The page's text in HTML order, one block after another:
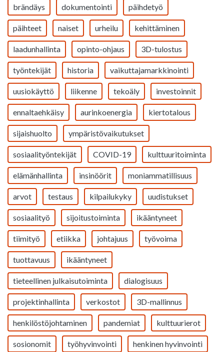
brändäys dokumentointi päihdetyö
päihteet naiset urheilu kehittäminen
laadunhallinta opinto-ohjaus 3D-tulostus
työntekijät historia vaikuttajamarkkinointi
uusiokäyttö liikenne tekoäly investoinnit
ennaltaehkäisy aurinkoenergia kiertotalous
sijaishuolto ympäristövaikutukset
sosiaalityöntekijät COVID-19 kulttuuritoiminta
elämänhallinta insinöörit moniammatillisuus
arvot testaus kilpailukyky uudistukset
sosiaalityö sijoitustoiminta ikääntyneet
tiimityö etiikka johtajuus työvoima
tuottavuus ikääntyneet
tieteellinen julkaisutoiminta dialogisuus
projektinhallinta verkostot 3D-mallinnus
henkilöstöjohtaminen pandemiat kulttuurierot
sosionomit työhyvinvointi henkinen hyvinvointi